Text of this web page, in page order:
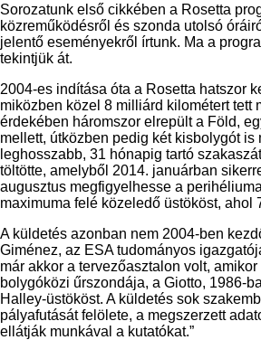
Sorozatunk első cikkében a Rosetta
közreműködésről és szonda utolsó
jelentő eseményekről írtunk. Ma a
tekintjük át.
2004-es indítása óta a Rosetta hatszor
miközben közel 8 milliárd kilométert tett
érdekében háromszor elrepült a Föld,
mellett, útközben pedig két kisbolygót is
leghosszabb, 31 hónapig tartó
töltötte, amelyből 2014. januárban
augusztus megfigyelhesse a
maximuma felé közeledő üstököst, ahol
A küldetés azonban nem 2004-ben
Giménez, az ESA tudományos
már akkor a tervezőasztalon volt,
bolygóközi űrszondája, a Giotto, 1986-
Halley-üstököst. A küldetés sok
pályafutását felölete, a megszerzett
ellátják munkával a kutatókat.”